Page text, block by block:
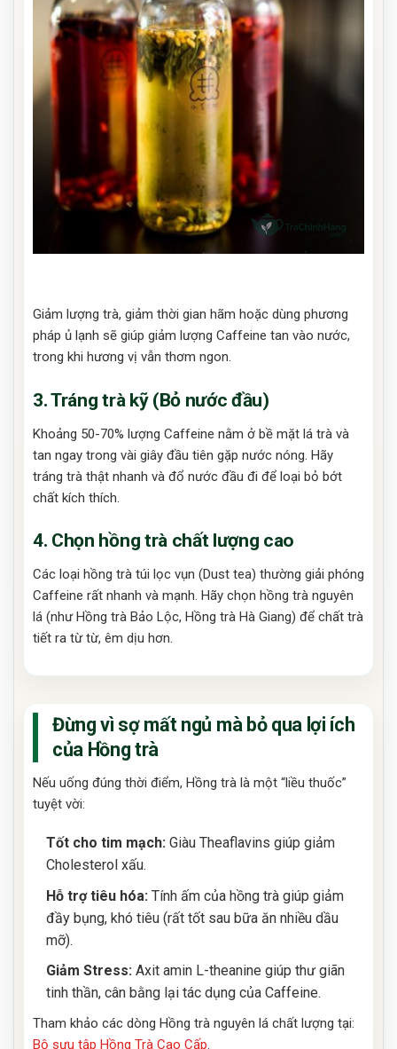
Giảm lượng trà, giảm thời gian hãm hoặc dùng phương
pháp ủ lạnh sẽ giúp giảm lượng Caffeine tan vào nước,
trong khi hương vị vẫn thơm ngon.
3. Tráng trà kỹ (Bỏ nước đầu)
Khoảng 50-70% lượng Caffeine nằm ở bề mặt lá trà và
tan ngay trong vài giây đầu tiên gặp nước nóng. Hãy
tráng trà thật nhanh và đổ nước đầu đi để loại bỏ bớt
chất kích thích.
4. Chọn hồng trà chất lượng cao
Các loại hồng trà túi lọc vụn (Dust tea) thường giải phóng
Caffeine rất nhanh và mạnh. Hãy chọn hồng trà nguyên
lá (như Hồng trà Bảo Lộc, Hồng trà Hà Giang) để chất trà
tiết ra từ từ, êm dịu hơn.
Đừng vì sợ mất ngủ mà bỏ qua lợi ích
của Hồng trà
Nếu uống đúng thời điểm, Hồng trà là một “liều thuốc”
tuyệt vời:
Tốt cho tim mạch: Giàu Theaflavins giúp giảm
Cholesterol xấu.
Hỗ trợ tiêu hóa: Tính ấm của hồng trà giúp giảm
đầy bụng, khó tiêu (rất tốt sau bữa ăn nhiều dầu
mỡ).
Giảm Stress: Axit amin L-theanine giúp thư giãn
tinh thần, cân bằng lại tác dụng của Caffeine.
Tham khảo các dòng Hồng trà nguyên lá chất lượng tại:
Bộ sưu tập Hồng Trà Cao Cấp.